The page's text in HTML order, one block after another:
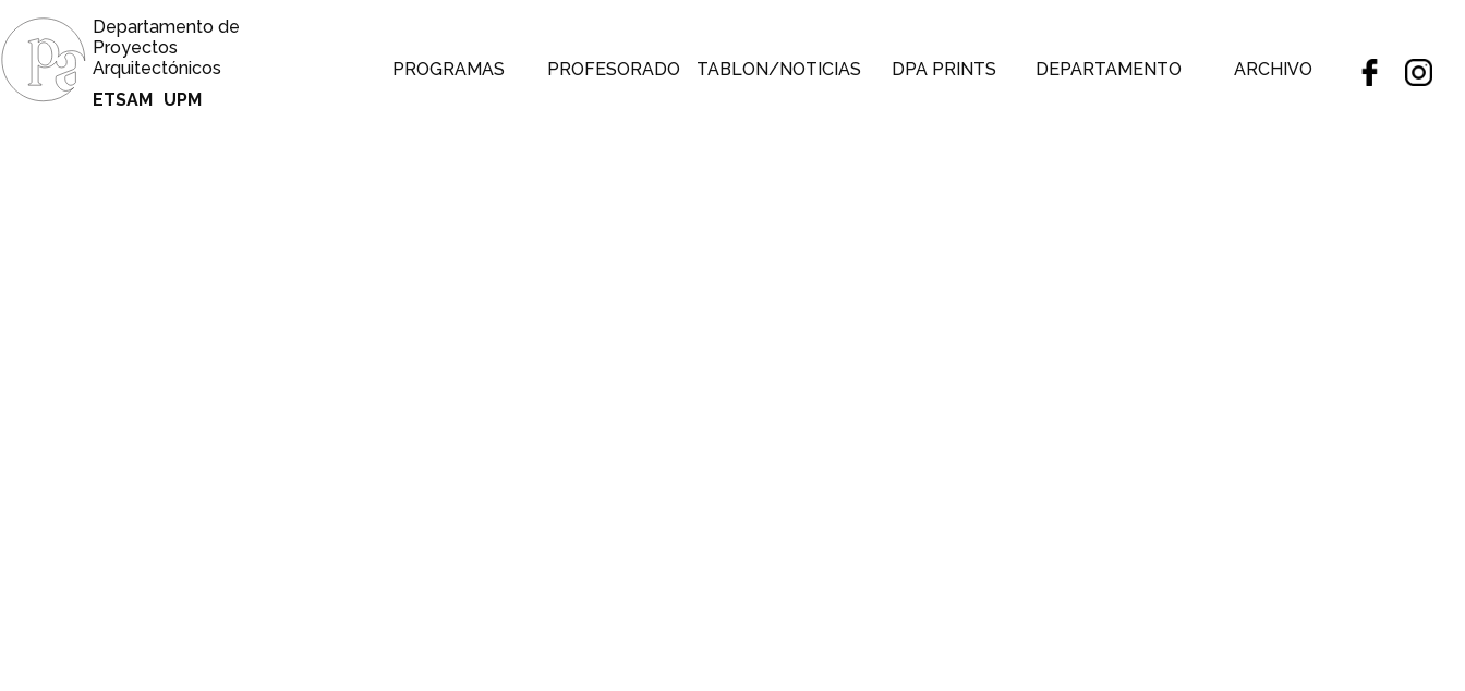
Departamento de
Proyectos
Arquitectónicos
ETSAM UPM
PROGRAMAS PROFESORADO TABLON/NOTICIAS DPA PRINTS DEPARTAMENTO ARCHIVO